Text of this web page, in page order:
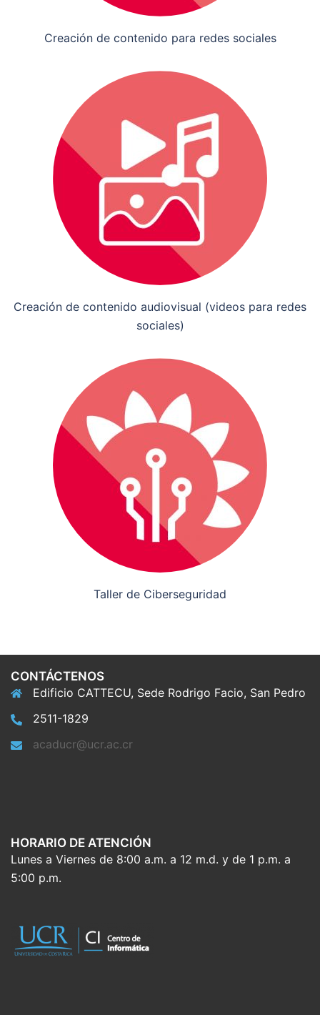
Creación de contenido para redes sociales
Creación de contenido audiovisual (videos para redes
sociales)
Taller de Ciberseguridad
CONTÁCTENOS
Edificio CATTECU, Sede Rodrigo Facio, San Pedro
2511-1829
acaducr@ucr.ac.cr
HORARIO DE ATENCIÓN
Lunes a Viernes de 8:00 a.m. a 12 m.d. y de 1 p.m. a
5:00 p.m.